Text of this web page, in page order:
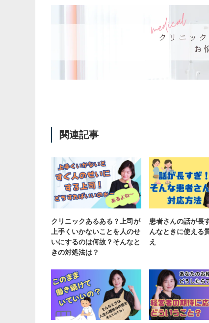
関連記事
クリニックあるある？上司が
上手くいかないことを人のせ
いにするのは何故？そんなと
きの対処法は？
患者さんの話が長
んなときに使える
え